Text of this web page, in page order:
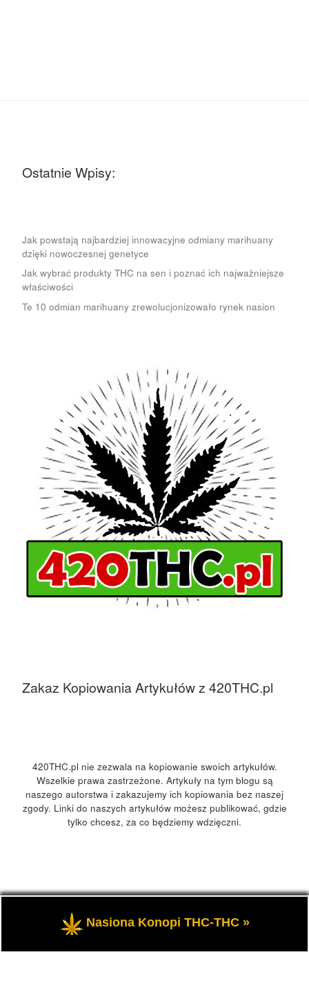
Ostatnie Wpisy:
Jak powstają najbardziej innowacyjne odmiany marihuany
dzięki nowoczesnej genetyce
Jak wybrać produkty THC na sen i poznać ich najważniejsze
właściwości
Te 10 odmian marihuany zrewolucjonizowało rynek nasion
Zakaz Kopiowania Artykułów z 420THC.pl
420THC.pl nie zezwala na kopiowanie swoich artykułów.
Wszelkie prawa zastrzeżone. Artykuły na tym blogu są
naszego autorstwa i zakazujemy ich kopiowania bez naszej
zgody. Linki do naszych artykułów możesz publikować, gdzie
tylko chcesz, za co będziemy wdzięczni.
420Polska, 420THC.pl
– Wszelkie prawa zastrzeżone
- Kultura marihuany, konopi 420 w Polsce i na świecie.
Nasiona Konopi THC-THC »